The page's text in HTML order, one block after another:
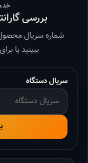
بررسی
شماره سریال محصول
ببینید یا
سریال دستگاه